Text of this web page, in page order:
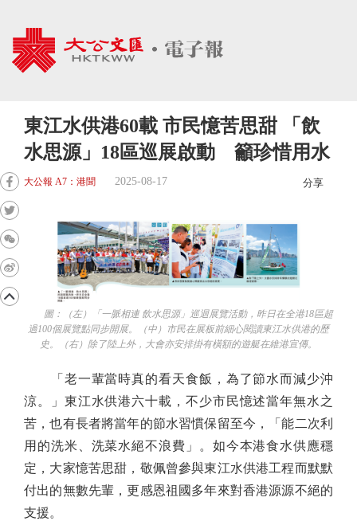
東江水供港60載 市民憶苦思甜 「飲
水思源」18區巡展啟動 籲珍惜用水
大公報 A7：港聞 2025-08-17 分享
圖：（左）「一脈相連 飲水思源」巡迴展覽活動，昨日在全港18區超
過100個展覽點同步開展。（中）市民在展板前細心閱讀東江水供港的歷
史。（右）除了陸上外，大會亦安排掛有橫額的遊艇在維港宣傳。
「老一輩當時真的看天食飯，為了節水而減少沖
涼。」東江水供港六十載，不少市民憶述當年無水之
苦，也有長者將當年的節水習慣保留至今，「能二次利
用的洗米、洗菜水絕不浪費」。如今本港食水供應穩
定，大家憶苦思甜，敬佩曾參與東江水供港工程而默默
付出的無數先輩，更感恩祖國多年來對香港源源不絕的
支援。